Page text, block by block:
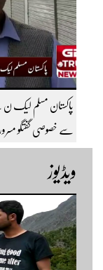
پاکستان مسلم لیک ن
سے خصوصی گفتگو
ویڈیوز